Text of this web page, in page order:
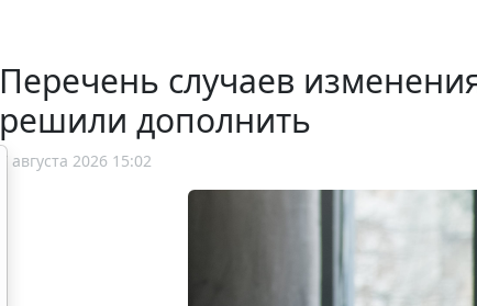
Перечень случаев
решили дополнить
7 августа 2026 15:02